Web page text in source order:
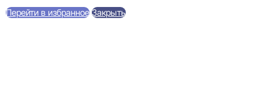
Перейти в избранное Закрыть